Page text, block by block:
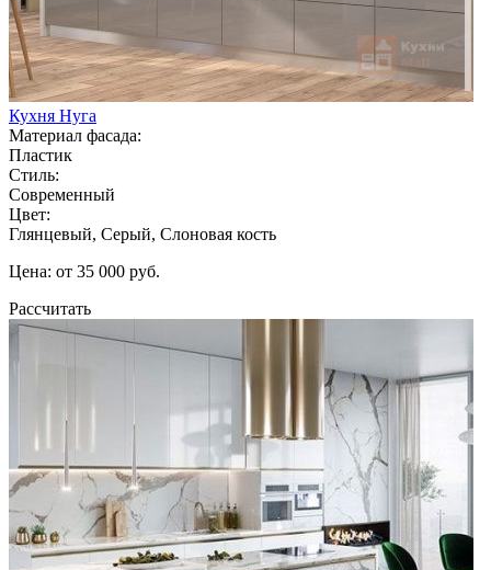
Кухня Нуга
Материал фасада:
Пластик
Стиль:
Современный
Цвет:
Глянцевый, Серый, Слоновая кость
Цена: от 35 000 руб.
Рассчитать